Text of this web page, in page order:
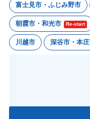
富士見市・ふじみ野市
朝霞市・和光市 Re-start
川越市 深谷市・本